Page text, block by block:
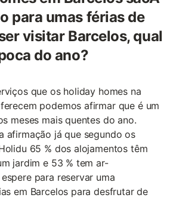
para umas férias de
visitar Barcelos, qual
do ano?
que os holiday homes na
podemos afirmar que é um
meses mais quentes do ano.
afirmação já que segundo os
65 % dos alojamentos têm
jardim e 53 % tem ar-
para reservar uma
em Barcelos para desfrutar de